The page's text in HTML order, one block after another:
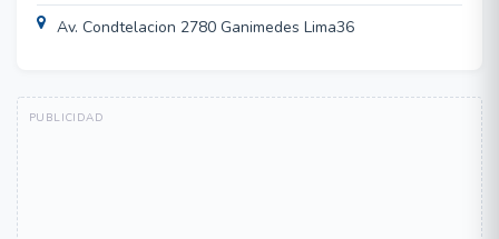
Av. Condtelacion 2780 Ganimedes Lima36